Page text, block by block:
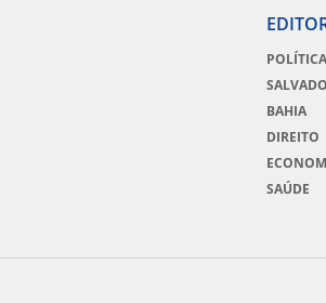
POLÍTICA
BAHIA
DIREITO
SAÚDE